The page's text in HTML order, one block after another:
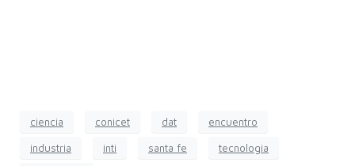
ciencia conicet dat encuentro
industria inti santa fe tecnologia